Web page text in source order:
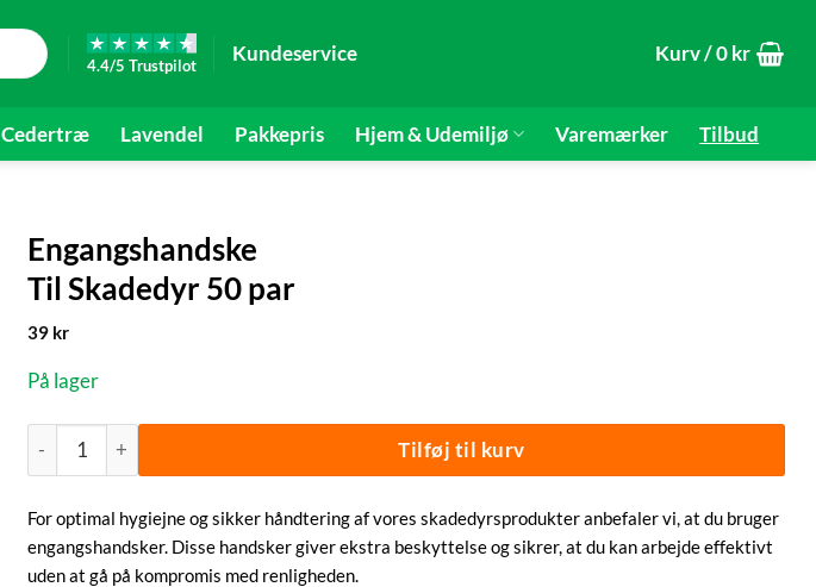
4.4/5 Trustpilot
Kundeservice Kurv /0 kr
Cedertræ Lavendel Pakkepris Hjem & Udemiljø Varemærker Tilbud
Engangshandske
Til Skadedyr 50 par
39 kr
På lager
Engangshandske | Til Skadedyr 50 par antal Tilføj til kurv
For optimal hygiejne og sikker håndtering af vores skadedyrsprodukter anbefaler vi, at du bruger
engangshandsker. Disse handsker giver ekstra beskyttelse og sikrer, at du kan arbejde effektivt
uden at gå på kompromis med renligheden.